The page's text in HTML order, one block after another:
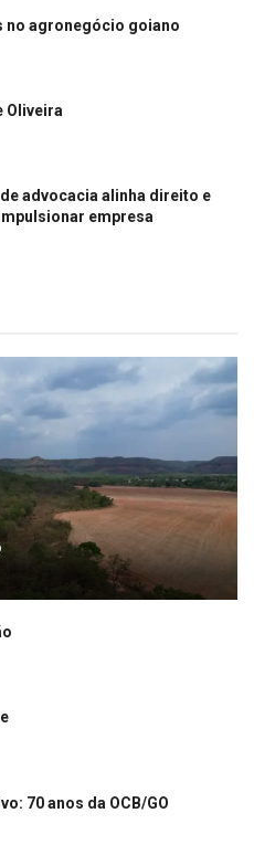
no agronegócio goiano
Oliveira
advocacia alinha direito e
empresa
70 anos da OCB/GO